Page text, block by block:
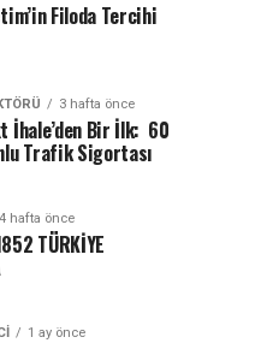
Filoda Tercihi
3 hafta önce
İhale’den Bir İlk: 60
Trafik Sigortası
4 hafta önce
TÜRKİYE
1 ay önce